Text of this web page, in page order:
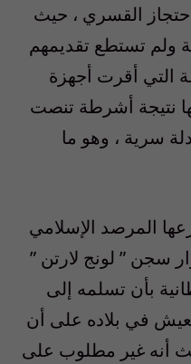
القسري ، حيث
ولم تستطع تقديمهم
التي أقرت أجهزة
نتيجة أشرطة تنصت
سرية ، وهو ما
المرصد الإسلامي
سجن ” لونج لارتن ”
بأن تسلمه إلى
في بلاده على أن
أنه غير مطلوب على